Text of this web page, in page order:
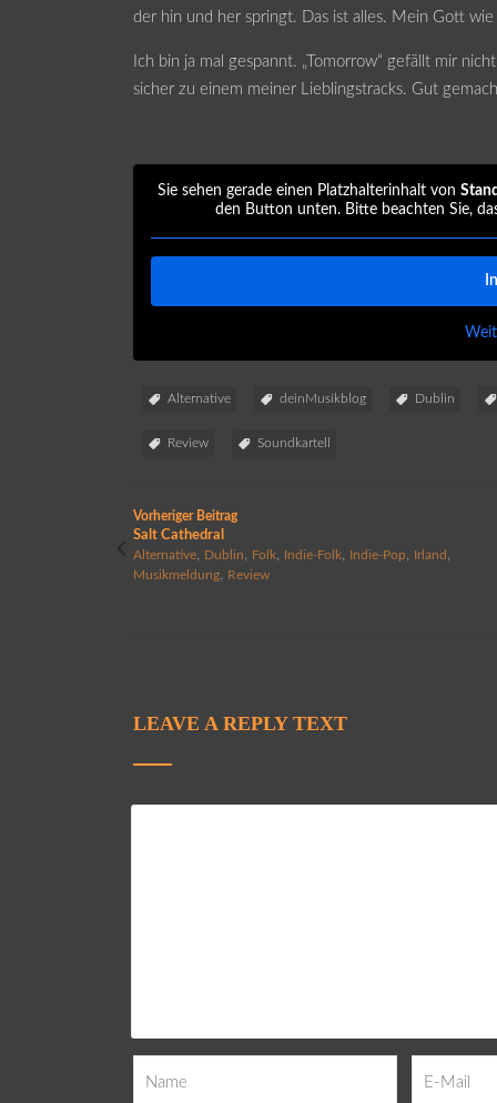
der hin und her springt. Das ist alles. Mein Gott
Ich bin ja mal gespannt. „Tomorrow“ gefällt mir
sicher zu einem meiner Lieblingstracks. Gut
Sie sehen gerade einen Platzhalterinhalt von
den Button unten. Bitte beachten Sie,
Alternative deinMusikblog Dublin
Review Soundkartell
Vorheriger Beitrag
Salt Cathedral
Alternative Dublin Folk Indie-Folk Indie-Pop Irland
Musikmeldung Review
LEAVE A REPLY TEXT